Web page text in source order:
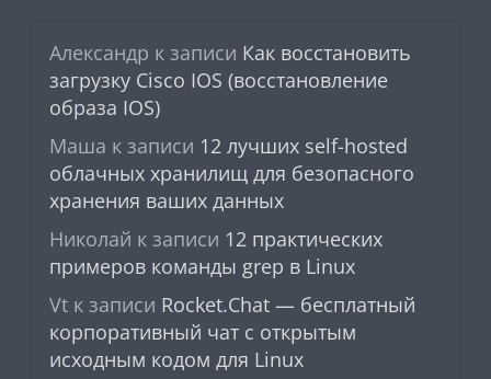
Александр к записи Как восстановить
загрузку Cisco IOS (восстановление
образа IOS)
Маша к записи 12 лучших self-hosted
облачных хранилищ для безопасного
хранения ваших данных
Николай к записи 12 практических
примеров команды grep в Linux
Vt к записи Rocket.Chat — бесплатный
корпоративный чат с открытым
исходным кодом для Linux